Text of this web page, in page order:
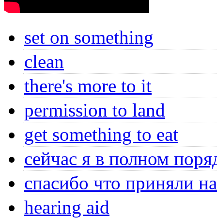
set on something
clean
there's more to it
permission to land
get something to eat
сейчас я в полном
спасибо что приняли
hearing aid